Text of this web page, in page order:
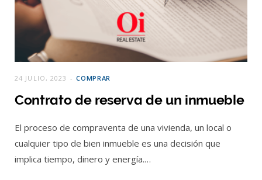
COMPRAR
24 JULIO, 2023
Contrato de reserva de un inmueble
El proceso de compraventa de una vivienda, un local o
cualquier tipo de bien inmueble es una decisión que
implica tiempo, dinero y energía.…